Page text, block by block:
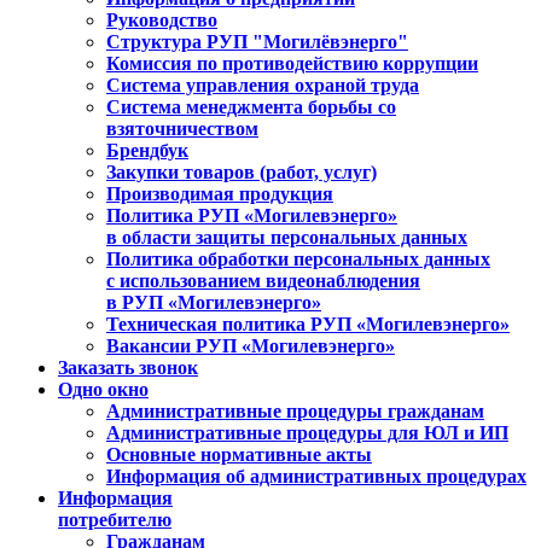
Руководство
Структура РУП "Могилёвэнерго"
Комиссия по противодействию коррупции
Система управления охраной труда
Система менеджмента борьбы со
взяточничеством
Брендбук
Закупки товаров (работ, услуг)
Производимая продукция
Политика РУП «Могилевэнерго»
в области защиты персональных данных
Политика обработки персональных данных
с использованием видеонаблюдения
в РУП «Могилевэнерго»
Техническая политика РУП «Могилевэнерго»
Вакансии РУП «Могилевэнерго»
Заказать звонок
Одно окно
Административные процедуры гражданам
Административные процедуры для ЮЛ и ИП
Основные нормативные акты
Информация об административных процедурах
Информация
потребителю
Гражданам